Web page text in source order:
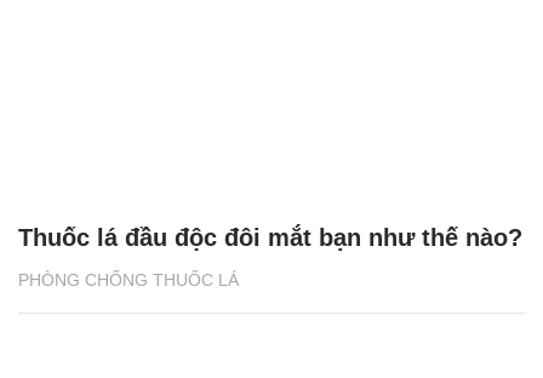
PHÒNG CHỐNG THUỐC LÁ
Thuốc lá đầu độc đôi mắt bạn như thế nào?